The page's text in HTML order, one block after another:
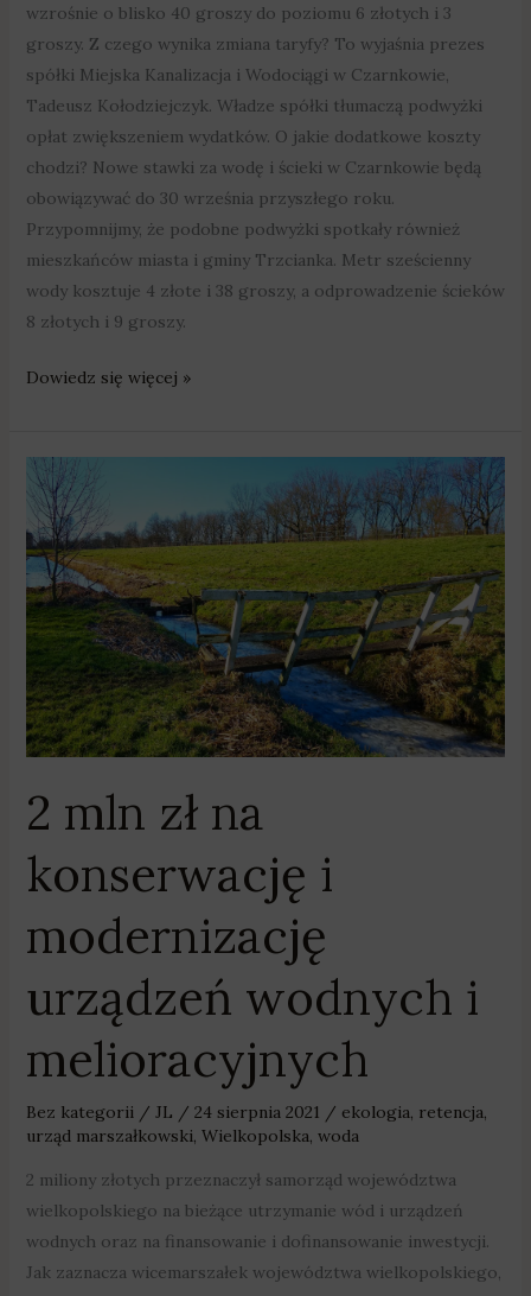
wzrośnie o blisko 40 groszy do poziomu 6 złotych i 3
groszy. Z czego wynika zmiana taryfy? To wyjaśnia prezes
spółki Miejska Kanalizacja i Wodociągi w Czarnkowie,
Tadeusz Kołodziejczyk. Władze spółki tłumaczą podwyżki
opłat zwiększeniem wydatków. O jakie dodatkowe koszty
chodzi? Nowe stawki za wodę i ścieki w Czarnkowie będą
obowiązywać do 30 września przyszłego roku.
Przypomnijmy, że podobne podwyżki spotkały również
mieszkańców miasta i gminy Trzcianka. Metr sześcienny
wody kosztuje 4 złote i 38 groszy, a odprowadzenie ścieków
8 złotych i 9 groszy.
Dowiedz się więcej »
2 mln zł na
konserwację i
modernizację
urządzeń wodnych i
melioracyjnych
Bez kategorii/ JL / 24 sierpnia 2021 / ekologia, retencja,
urząd marszałkowski, Wielkopolska, woda
2 miliony złotych przeznaczył samorząd województwa
wielkopolskiego na bieżące utrzymanie wód i urządzeń
wodnych oraz na finansowanie i dofinansowanie inwestycji.
Jak zaznacza wicemarszałek województwa wielkopolskiego,
mln
zł
na
konserwację
i
modernizację
urządzeń
wodnych
i